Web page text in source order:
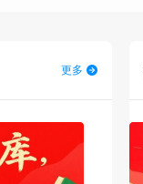
更多